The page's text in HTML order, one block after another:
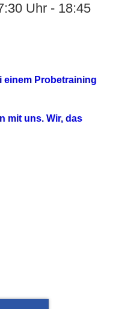
Uhr - 18:45
einem Probetraining
mit uns. Wir, das